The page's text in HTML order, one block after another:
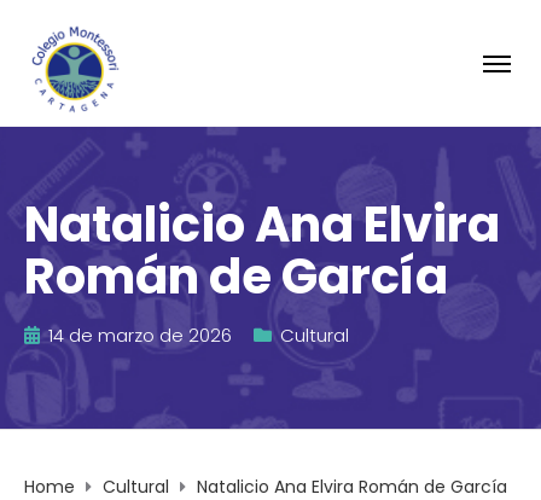
Natalicio Ana Elvira
Román de García
14 de marzo de 2026 Cultural
Home Cultural Natalicio Ana Elvira Román de García